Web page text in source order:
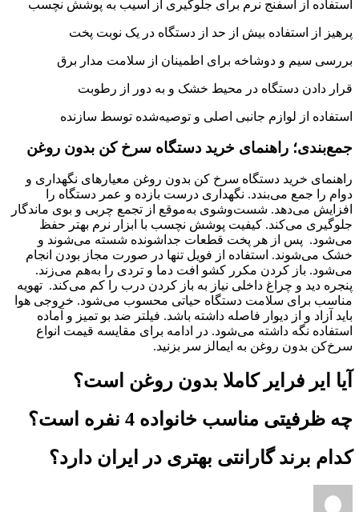
استفاده از اسفنج نرم برای جلوگیری از آسیب به پوشش نچسب
پرهیز از استفاده بیش از حد از دستگاه در یک نوبت پخت
بررسی سیم و دوشاخه برای اطمینان از سلامت مدار برق
قرار دادن دستگاه در محیط خشک و به دور از رطوبت
استفاده از لوازم جانبی اصلی و توصیه‌شده توسط سازنده
جمع‌بندی؛ راهنمای خرید دستگاه سرخ کن بدون روغن
راهنمای خرید دستگاه سرخ کن بدون روغن معیارهای نگهداری و
دوام را جمع می‌بندد. نگهداری درست بازده و عمر دستگاه را
افزایش می‌دهد. شست‌وشوی به‌موقع از تجمع چربی و بوی ماندگار
جلوگیری می‌کند. کیفیت پوشش نچسب با ابزار نرم بهتر حفظ
می‌شود. پس از هر پخت قطعات جداشونده شسته می‌شوند و
خشک می‌شوند. استفاده از فویل تنها در صورت مجاز بودن انجام
می‌شود. باز کردن مکرر کشو افت دما و تردی را به‌هم می‌زند.
پنجره دید و چراغ داخلی نیاز به باز کردن درب را کم می‌کند. تهویه
مناسب برای سلامت دستگاه حیاتی محسوب می‌شود. خروجی هوا
باید آزاد و از دیوار فاصله داشته باشد. فیلتر ضد بو تمیز و آماده
استفاده نگه داشته می‌شود. در ادامه برای مقایسه قیمت انواع
سرخ‌کن بدون روغن به ایمالز سر بزنید.
آیا ایر فرایر کاملا بدون روغن است؟
چه ظرفیتی مناسب خانواده 4 نفره است؟
کدام برند گارانتی بهتری در ایران دارد؟